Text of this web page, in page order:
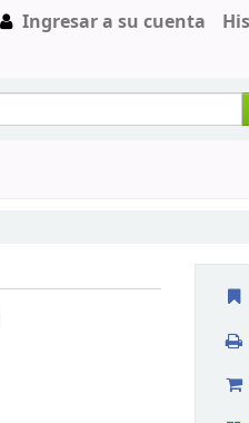
Ingresar a su cuenta